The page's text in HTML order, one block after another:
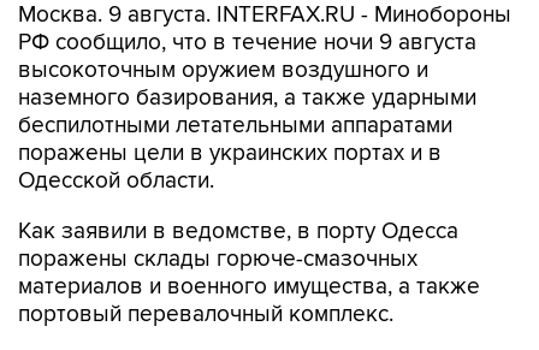
Москва. 9 августа. INTERFAX.RU - Минобороны
РФ сообщило, что в течение ночи 9 августа
высокоточным оружием воздушного и
наземного базирования, а также ударными
беспилотными летательными аппаратами
поражены цели в украинских портах и в
Одесской области.
Как заявили в ведомстве, в порту Одесса
поражены склады горюче-смазочных
материалов и военного имущества, а также
портовый перевалочный комплекс.